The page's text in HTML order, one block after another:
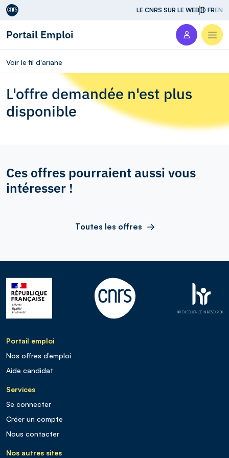
Aller au contenu LE CNRS SUR LE WEB FREN
Portail Emploi
Voir le fil d'ariane
L'offre demandée n'est plus
disponible
Ces offres pourraient aussi vous
intéresser !
Toutes les offres
Portail emploi
Nos offres d’emploi
Aide candidat
Services
Se connecter
Créer un compte
Nous contacter
Nos autres sites